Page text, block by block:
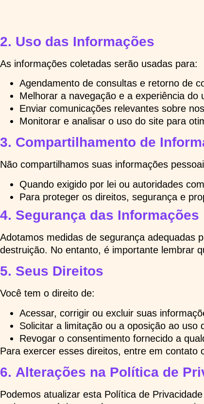
2. Uso das Informações
As informações coletadas serão usadas para:
Agendamento de consultas e retorno de
Melhorar a navegação e a experiência do
Enviar comunicações relevantes sobre
Monitorar e analisar o uso do site para
3. Compartilhamento de
Não compartilhamos suas informações
Quando exigido por lei ou autoridades
Para proteger os direitos, segurança e
4. Segurança das Informações
Adotamos medidas de segurança adequadas
destruição. No entanto, é importante lembrar
5. Seus Direitos
Você tem o direito de:
Acessar, corrigir ou excluir suas
Solicitar a limitação ou a oposição ao uso
Revogar o consentimento fornecido a
Para exercer esses direitos, entre em contato
6. Alterações na Política de
Podemos atualizar esta Política de